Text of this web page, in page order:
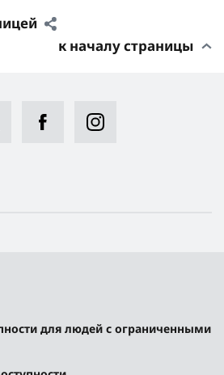
к началу страницы
для людей с ограниченными